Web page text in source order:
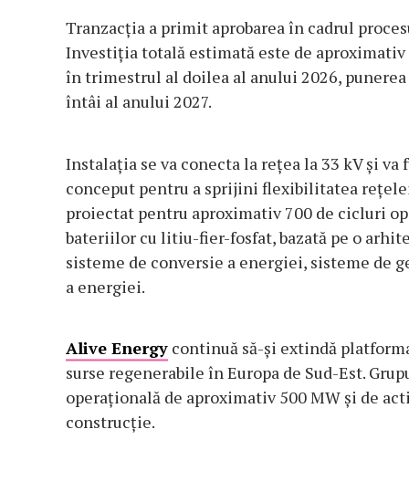
Tranzacția a primit aprobarea în cadrul
Investiția totală estimată este de
în trimestrul al doilea al anului 2026,
întâi al anului 2027.
Instalația se va conecta la rețea la 33 kV și
conceput pentru a sprijini flexibilitatea
proiectat pentru aproximativ 700 de cicluri
bateriilor cu litiu-fier-fosfat, bazată pe o
sisteme de conversie a energiei, sisteme de
a energiei.
Alive Energy continuă să-și extindă
surse regenerabile în Europa de Sud-Est.
operațională de aproximativ 500 MW și de
construcție.